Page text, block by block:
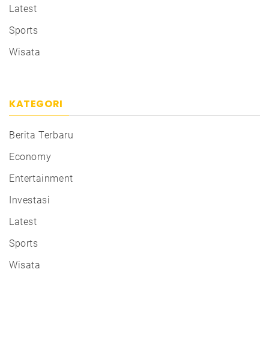
Latest
Sports
Wisata
KATEGORI
Berita Terbaru
Economy
Entertainment
Investasi
Latest
Sports
Wisata